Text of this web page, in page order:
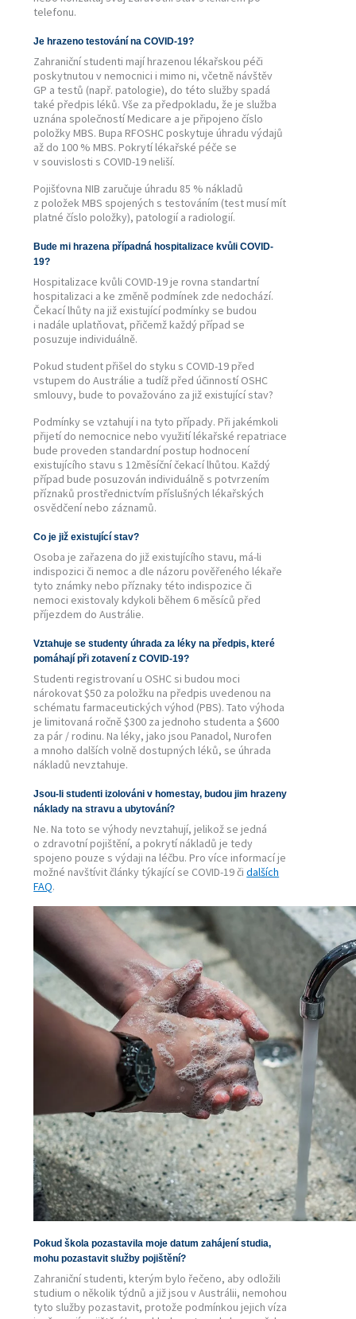
telefonu.
Je hrazeno testování na COVID-19?
Zahraniční studenti mají hrazenou lékařskou péči
poskytnutou v nemocnici i mimo ni, včetně návštěv
GP a testů (např. patologie), do této služby spadá
také předpis léků. Vše za předpokladu, že je služba
uznána společností Medicare a je připojeno číslo
položky MBS. Bupa RFOSHC poskytuje úhradu výdajů
až do 100 % MBS. Pokrytí lékařské péče se
v souvislosti s COVID-19 neliší.
Pojišťovna NIB zaručuje úhradu 85 % nákladů
z položek MBS spojených s testováním (test musí mít
platné číslo položky), patologií a radiologií.
Bude mi hrazena případná hospitalizace kvůli COVID-
19?
Hospitalizace kvůli COVID-19 je rovna standartní
hospitalizaci a ke změně podmínek zde nedochází.
Čekací lhůty na již existující podmínky se budou
i nadále uplatňovat, přičemž každý případ se
posuzuje individuálně.
Pokud student přišel do styku s COVID-19 před
vstupem do Austrálie a tudíž před účinností OSHC
smlouvy, bude to považováno za již existující stav?
Podmínky se vztahují i na tyto případy. Při jakémkoli
přijetí do nemocnice nebo využití lékařské repatriace
bude proveden standardní postup hodnocení
existujícího stavu s 12měsíční čekací lhůtou. Každý
případ bude posuzován individuálně s potvrzením
příznaků prostřednictvím příslušných lékařských
osvědčení nebo záznamů.
Co je již existující stav?
Osoba je zařazena do již existujícího stavu, má-li
indispozici či nemoc a dle názoru pověřeného lékaře
tyto známky nebo příznaky této indispozice či
nemoci existovaly kdykoli během 6 měsíců před
příjezdem do Austrálie.
Vztahuje se studenty úhrada za léky na předpis, které
pomáhají při zotavení z COVID-19?
Studenti registrovaní u OSHC si budou moci
nárokovat $50 za položku na předpis uvedenou na
schématu farmaceutických výhod (PBS). Tato výhoda
je limitovaná ročně $300 za jednoho studenta a $600
za pár / rodinu. Na léky, jako jsou Panadol, Nurofen
a mnoho dalších volně dostupných léků, se úhrada
nákladů nevztahuje.
Jsou-li studenti izolováni v homestay, budou jim hrazeny
náklady na stravu a ubytování?
Ne. Na toto se výhody nevztahují, jelikož se jedná
o zdravotní pojištění, a pokrytí nákladů je tedy
spojeno pouze s výdaji na léčbu. Pro více informací je
možné navštívit články týkající se COVID-19 čidalších
FAQ.
Pokud škola pozastavila moje datum zahájení studia,
mohu pozastavit služby pojištění?
Zahraniční studenti, kterým bylo řečeno, aby odložili
studium o několik týdnů a již jsou v Austrálii, nemohou
tyto služby pozastavit, protože podmínkou jejich víza